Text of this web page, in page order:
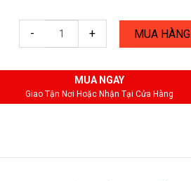
- + MUA HÀNG
MUA NGAY
Giao Tận Nơi Hoặc Nhận Tại Cửa Hàng